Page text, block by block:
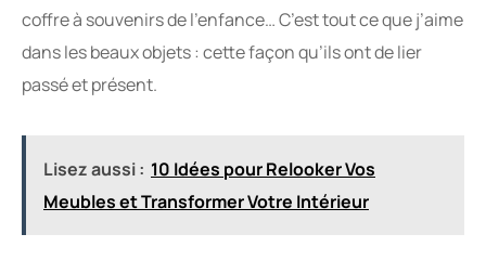
coffre à souvenirs de l’enfance… C’est tout ce que j’aime
dans les beaux objets : cette façon qu’ils ont de lier
passé et présent.
Lisez aussi : 10 Idées pour Relooker Vos
Meubles et Transformer Votre Intérieur